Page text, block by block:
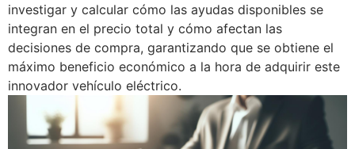
investigar y calcular cómo las ayudas disponibles se
integran en el precio total y cómo afectan las
decisiones de compra, garantizando que se obtiene el
máximo beneficio económico a la hora de adquirir este
innovador vehículo eléctrico.